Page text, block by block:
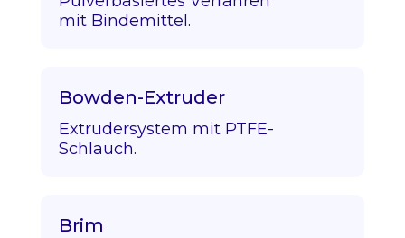
mit Bindemittel.
Bowden-Extruder
Extrudersystem mit PTFE-
Schlauch.
Brim